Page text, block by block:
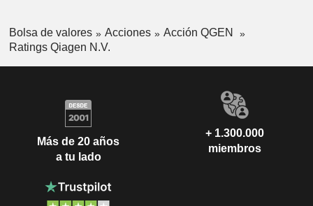
Bolsa de valores Acciones
Acción QGEN
Ratings Qiagen N.V.
Más de 20 años
a tu lado
+ 1.300.000
miembros